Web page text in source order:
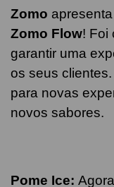
Zomo
Zomo Flow! Foi
garantir uma
os seus
para novas
novos sabores.
Pome Ice: